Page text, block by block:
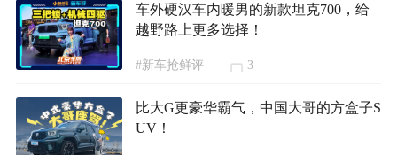
车外硬汉车内暖男的新款坦克700，给
越野路上更多选择！
#新车抢鲜评 3
比大G更豪华霸气，中国大哥的方盒子S
UV！